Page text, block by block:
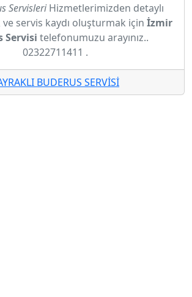
ServisleriHizmetlerimizden detaylı
servis kaydı oluşturmak için İzmir
Servisi telefonumuzu arayınız..
02322711411 .
BUDERUS SERVİSİ